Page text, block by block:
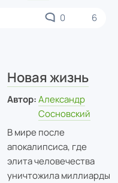
0 6
Новая жизнь
Автор: Александр
Сосновский
В мире после
апокалипсиса, где
элита человечества
уничтожила миллиарды